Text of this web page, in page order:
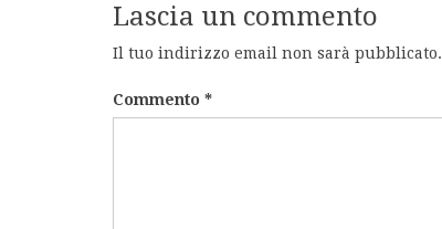
Lascia un commento
Il tuo indirizzo email non sarà pubblicato.
Commento *